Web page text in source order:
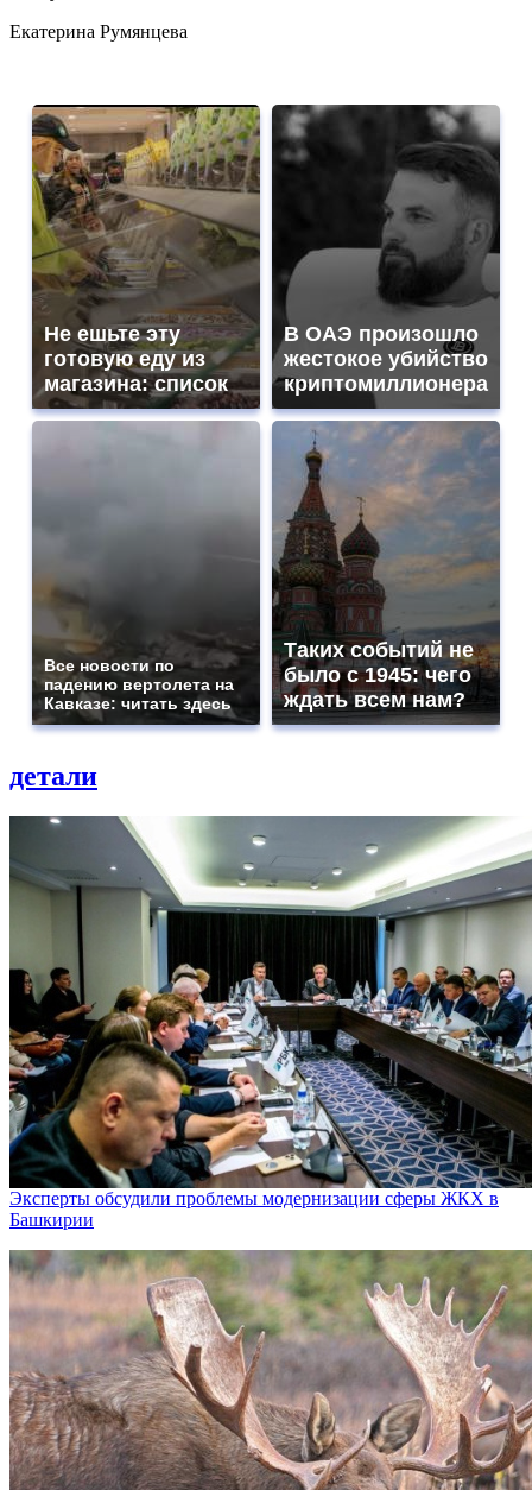
Екатерина Румянцева
Не ешьте эту
готовую еду из
магазина: список
В ОАЭ произошло
жестокое убийство
криптомиллионера
Все новости по
падению вертолета на
Кавказе: читать здесь
Таких событий не
было с 1945: чего
ждать всем нам?
детали
Эксперты обсудили проблемы модернизации сферы ЖКХ в
Башкирии